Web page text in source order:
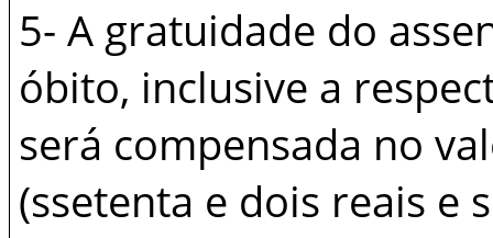
5- A gratuidade do
óbito, inclusive a
será compensada no
(ssetenta e dois reais e